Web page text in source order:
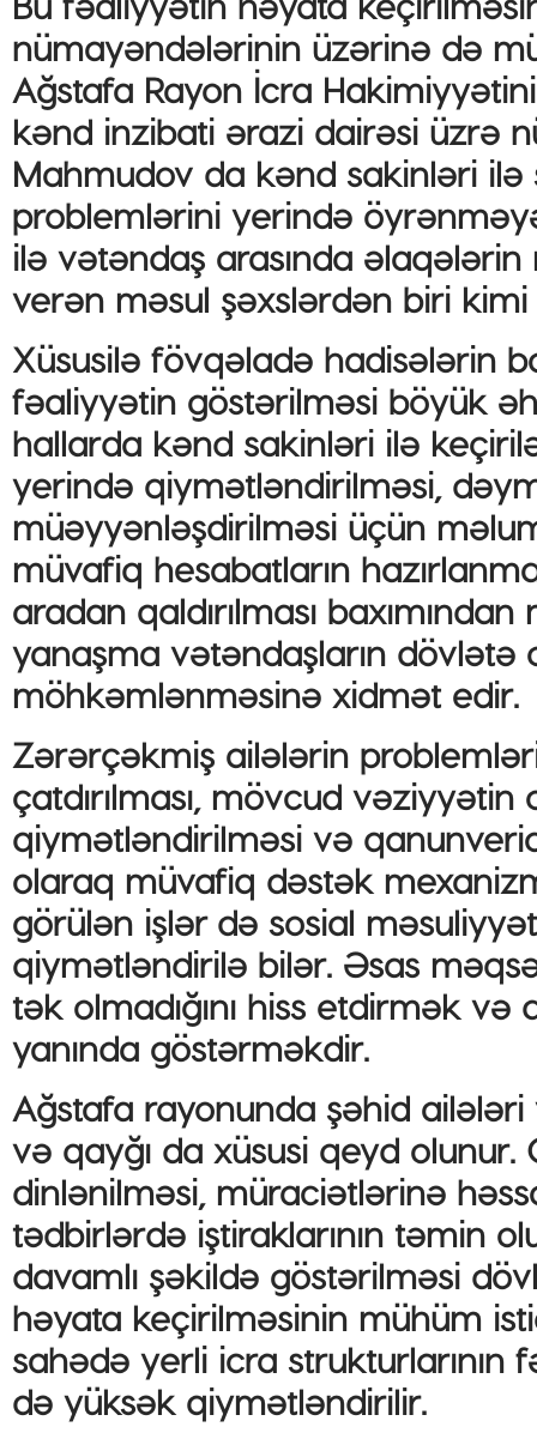
nümayəndələrinin üzərinə də
Ağstafa Rayon İcra
kənd inzibati ərazi dairəsi üzrə
Mahmudov da kənd sakinləri ilə
problemlərini yerində
ilə vətəndaş arasında
verən məsul şəxslərdən biri kimi
Xüsusilə fövqəladə hadisələrin
fəaliyyətin göstərilməsi böyük
hallarda kənd sakinləri ilə
yerində qiymətləndirilməsi,
müəyyənləşdirilməsi üçün
müvafiq hesabatların
aradan qaldırılması
yanaşma vətəndaşların dövlətə
möhkəmlənməsinə xidmət edir.
Zərərçəkmiş ailələrin
çatdırılması, mövcud
qiymətləndirilməsi və
olaraq müvafiq dəstək
görülən işlər də sosial
qiymətləndirilə bilər. Əsas
tək olmadığını hiss etdirmək və
yanında göstərməkdir.
Ağstafa rayonunda şəhid
və qayğı da xüsusi qeyd olunur.
dinlənilməsi, müraciətlərinə
tədbirlərdə iştiraklarının təmin
davamlı şəkildə göstərilməsi
həyata keçirilməsinin mühüm
sahədə yerli icra
də yüksək qiymətləndirilir.